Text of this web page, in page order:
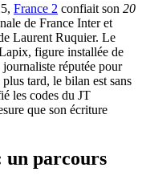
France 2 confiait son 20
de France Inter et
Laurent Ruquier. Le
figure installée de
réputée pour
tard, le bilan est sans
les codes du JT
que son écriture
parcours